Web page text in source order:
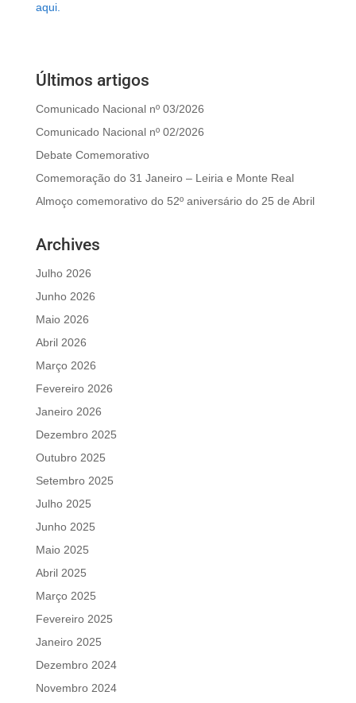
aqui.
Últimos artigos
Comunicado Nacional nº 03/2026
Comunicado Nacional nº 02/2026
Debate Comemorativo
Comemoração do 31 Janeiro – Leiria e Monte Real
Almoço comemorativo do 52º aniversário do 25 de Abril
Archives
Julho 2026
Junho 2026
Maio 2026
Abril 2026
Março 2026
Fevereiro 2026
Janeiro 2026
Dezembro 2025
Outubro 2025
Setembro 2025
Julho 2025
Junho 2025
Maio 2025
Abril 2025
Março 2025
Fevereiro 2025
Janeiro 2025
Dezembro 2024
Novembro 2024